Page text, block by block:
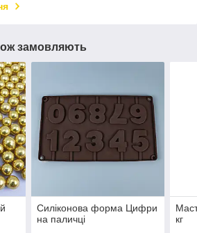
замовляють
Силіконова форма Цифри
на паличці
кг